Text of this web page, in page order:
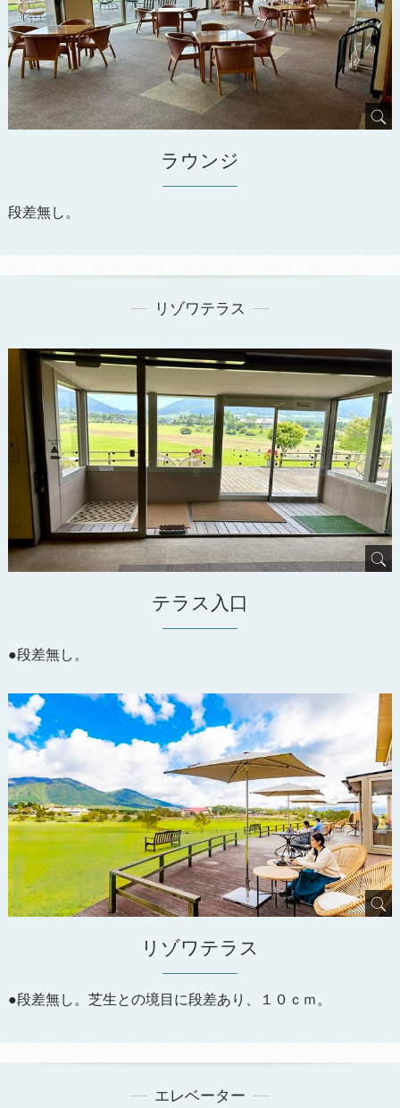
ラウンジ
段差無し。
リゾワテラス
テラス入口
●段差無し。
リゾワテラス
●段差無し。芝生との境目に段差あり、１０ｃｍ。
エレベーター